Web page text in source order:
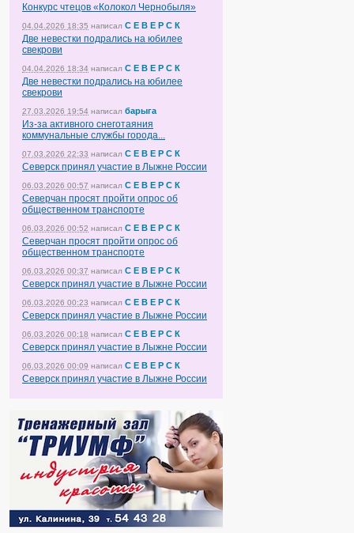
Конкурс чтецов «Колокол Чернобыля»
04.04.2026 18:35 написал С Е В Е Р С К
Две невестки подрались на юбилее
свекрови
04.04.2026 18:34 написал С Е В Е Р С К
Две невестки подрались на юбилее
свекрови
27.03.2026 19:54 написал барыга
Из-за активного снеготаяния
коммунальные службы города...
07.03.2026 22:33 написал С Е В Е Р С К
Северск принял участие в Лыжне России
06.03.2026 00:57 написал С Е В Е Р С К
Северчан просят пройти опрос об
общественном транспорте
06.03.2026 00:52 написал С Е В Е Р С К
Северчан просят пройти опрос об
общественном транспорте
06.03.2026 00:37 написал С Е В Е Р С К
Северск принял участие в Лыжне России
06.03.2026 00:23 написал С Е В Е Р С К
Северск принял участие в Лыжне России
06.03.2026 00:18 написал С Е В Е Р С К
Северск принял участие в Лыжне России
06.03.2026 00:09 написал С Е В Е Р С К
Северск принял участие в Лыжне России